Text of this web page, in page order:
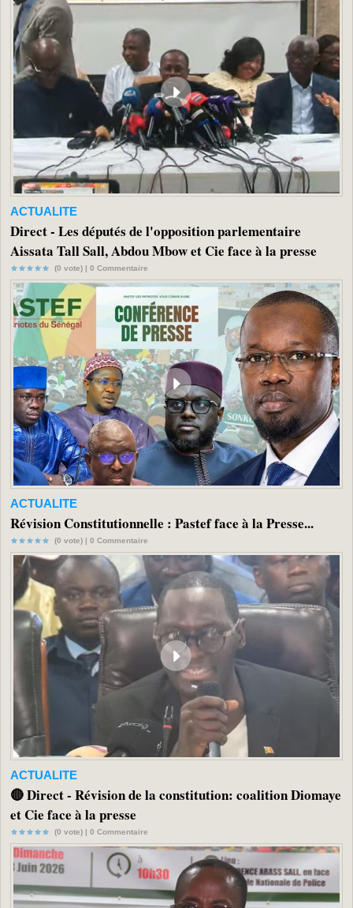
ACTUALITE
Direct - Les députés de l'opposition parlementaire
Aissata Tall Sall, Abdou Mbow et Cie face à la presse
(0 vote) | 0 Commentaire
ACTUALITE
Révision Constitutionnelle : Pastef face à la Presse...
(0 vote) | 0 Commentaire
ACTUALITE
🔴 Direct - Révision de la constitution: coalition Diomaye
et Cie face à la presse
(0 vote) | 0 Commentaire